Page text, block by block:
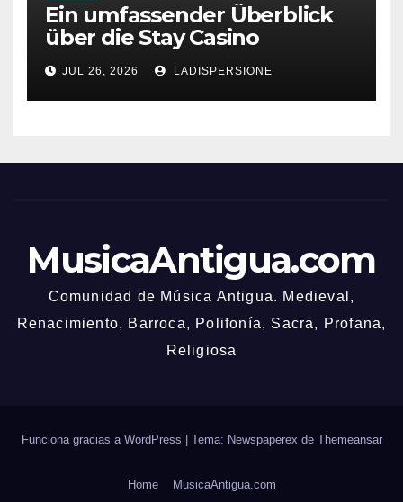
Ein umfassender Überblick
über die Stay Casino
Bonusbedingungen
JUL 26, 2026 LADISPERSIONE
MusicaAntigua.com
Comunidad de Música Antigua. Medieval,
Renacimiento, Barroca, Polifonía, Sacra, Profana,
Religiosa
Funciona gracias a WordPress Tema: Newspaperex de Themeansar
Home MusicaAntigua.com